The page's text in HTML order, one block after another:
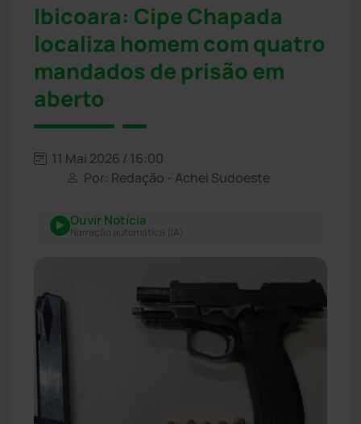
Ibicoara: Cipe Chapada
localiza homem com quatro
mandados de prisão em
aberto
11 Mai 2026 / 16:00
Por: Redação - Achei Sudoeste
Ouvir Notícia
Narração automática (IA)